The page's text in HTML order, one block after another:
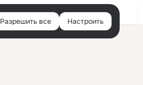
Войти
Разрешить все Настроить